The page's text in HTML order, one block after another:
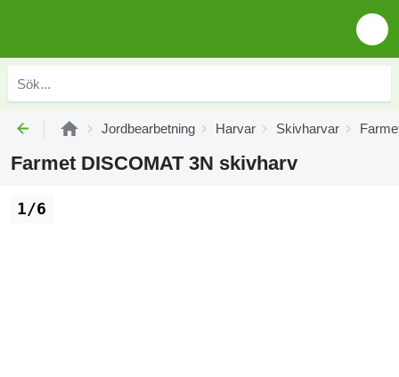
Jordbearbetning Harvar Skivharvar
Farmet DISCOMAT 3N skivharv
1/6